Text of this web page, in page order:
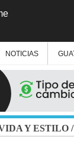
NOTICIAS
Y ESTILO /